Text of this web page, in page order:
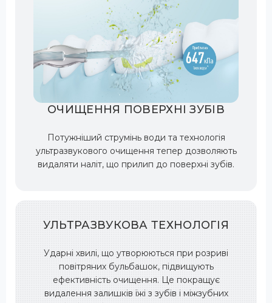
ОЧИЩЕННЯ ПОВЕРХНІ ЗУБІВ
Потужніший струмінь води та технологія
ультразвукового очищення тепер дозволяють
видаляти наліт, що прилип до поверхні зубів.
УЛЬТРАЗВУКОВА ТЕХНОЛОГІЯ
Ударні хвилі, що утворюються при розриві
повітряних бульбашок, підвищують
ефективність очищення. Це покращує
видалення залишків їжі з зубів і міжзубних